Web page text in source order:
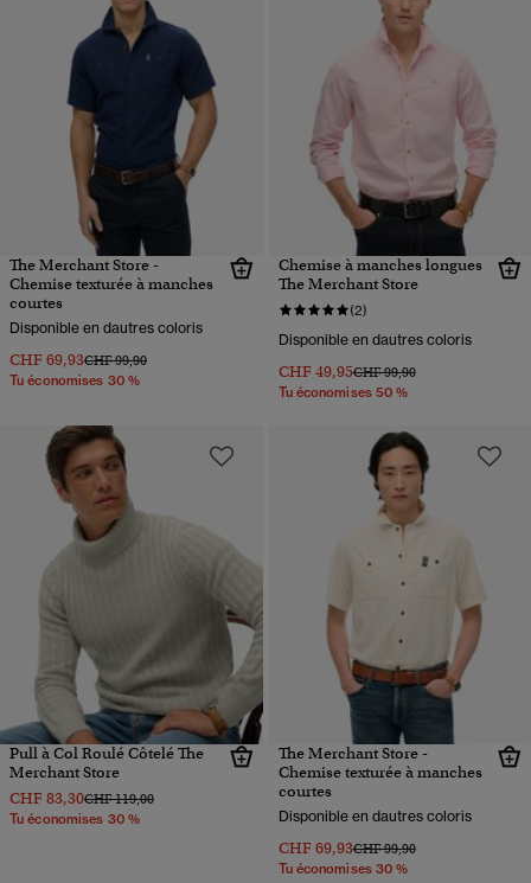
The Merchant Store -
Chemise texturée à manches
courtes
Disponible en dautres coloris
CHF 69,93Prix réduit de
CHF 99,90à
Tu économises 30 %
Chemise à manches longues
The Merchant Store
(2)
Disponible en dautres coloris
CHF 49,95Prix réduit de
CHF 99,90à
Tu économises 50 %
Pull à Col Roulé Côtelé The
Merchant Store
CHF 83,30Prix réduit de
CHF 119,00à
Tu économises 30 %
The Merchant Store -
Chemise texturée à manches
courtes
Disponible en dautres coloris
CHF 69,93Prix réduit de
CHF 99,90à
Tu économises 30 %